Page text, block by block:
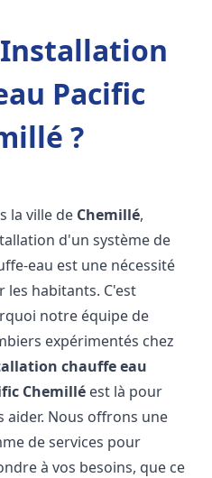
Pacific
?
la ville de Chemillé,
d'un système de
eau est une nécessité
les habitants. C'est
notre équipe de
expérimentés chez
chauffe eau
Chemillé est là pour
aider. Nous offrons une
de services pour
à vos besoins, que ce